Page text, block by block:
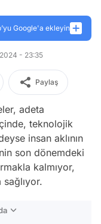
Google'a ekleyin
- 23:35
Paylaş
adeta
teknolojik
insan aklının
son dönemdeki
kalmıyor,